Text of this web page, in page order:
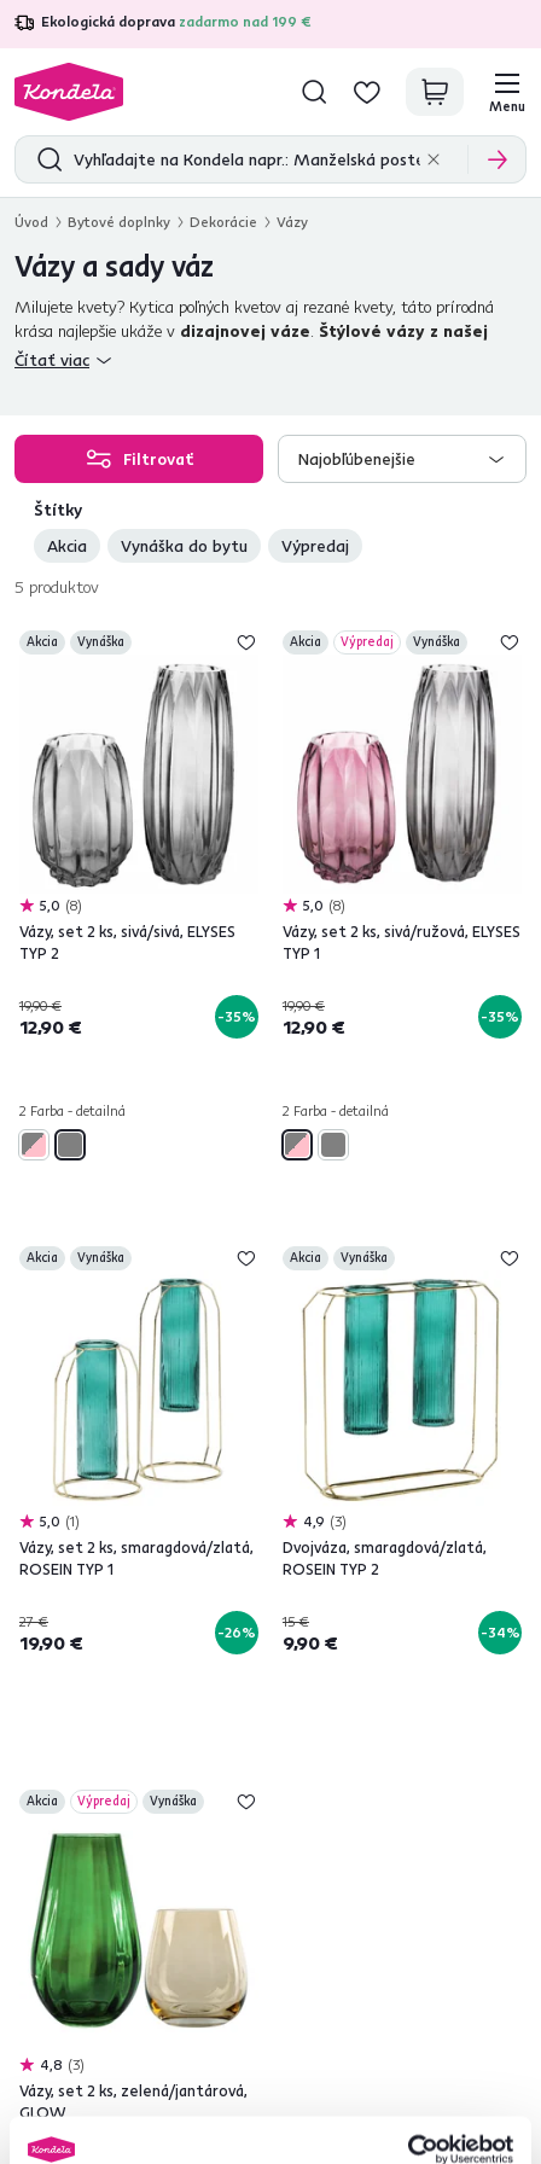
Ekologická doprava zadarmo nad 199 €
4,7 31 285overených produktových recenzií
Menu
Úvod Bytové doplnky Dekorácie Vázy
Vázy a sady váz
Milujete kvety? Kytica poľných kvetov aj rezané kvety, táto prírodná
krása najlepšie ukáže v dizajnovej váze. Štýlové vázy z našej
ponukysú vyrobené z kvalitného skla. Okrem praktickej funkcie sú
Naše vázy sa postarajúo výnimočnú atmosféru pri akejkoľvek
príležitosti.
Čítať viac
Filtrovať Najobľúbenejšie
Štítky
Akcia
Vynáška do bytu
Výpredaj
5 produktov
Akcia Vynáška
5,0 8
Vázy, set 2 ks, sivá/sivá, ELYSES
TYP 2
19,90 €
12,90 € -35%
2 Farba - detailná
Akcia Výpredaj Vynáška
5,0 8
Vázy, set 2 ks, sivá/ružová, ELYSES
TYP 1
19,90 €
12,90 € -35%
2 Farba - detailná
Akcia Vynáška
5,0 1
Vázy, set 2 ks, smaragdová/zlatá,
ROSEIN TYP 1
27 €
19,90 € -26%
Akcia Vynáška
4,9 3
Dvojváza, smaragdová/zlatá,
ROSEIN TYP 2
15 €
9,90 € -34%
Akcia Výpredaj Vynáška
4,8 3
Vázy, set 2 ks, zelená/jantárová,
GLOW